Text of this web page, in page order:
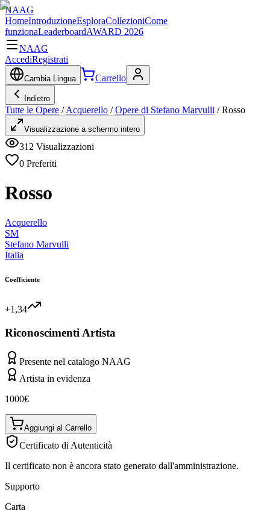
NAAG
HomeIntroduzioneEsploraCollezioniCome
funzionaLeaderboardAWARD 2026
NAAG
AccediRegistrati
Cambia Lingua Carrello
Indietro
Tutte le Opere / Acquerello / Opere di Stefano Marvulli /Rosso
Visualizzazione a schermo intero
312 Visualizzazioni
0 Preferiti
Rosso
Acquerello
SM
Stefano Marvulli
Italia
Coefficiente
+1,34
Riconoscimenti Artista
Presente nel catalogo NAAG
Artista in evidenza
1000€
Aggiungi al Carrello
Certificato di Autenticità
Il certificato non è ancora stato generato dall'amministrazione.
Supporto
Carta